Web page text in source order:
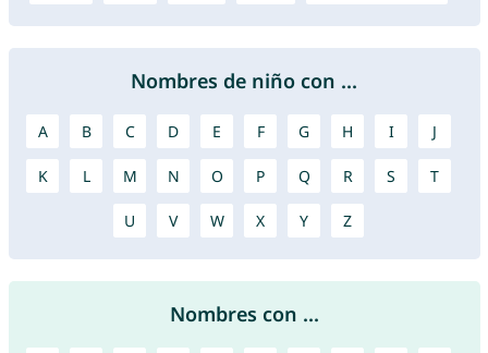
Nombres de niño con ...
A B C D E F G H I J
K L M N O P Q R S T
U V W X Y Z
Nombres con ...